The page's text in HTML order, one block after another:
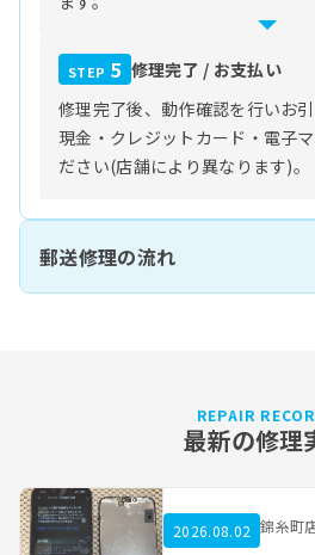
STEP 5 修理完了 / お支払い
修理完了後、動作確認を行いお引
現金・クレジットカード・電子
ださい(店舗により異なります)。
郵送修理の流れ
REPAIR
最新の修理
2026.08.02 錦糸町